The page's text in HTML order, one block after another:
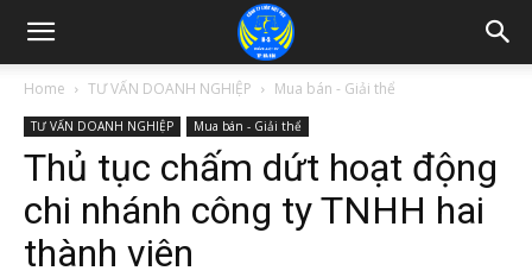
Home TƯ VẤN DOANH NGHIỆP Mua bán - Giải thể
TƯ VẤN DOANH NGHIỆP Mua bán - Giải thể
Thủ tục chấm dứt hoạt động
chi nhánh công ty TNHH hai
thành viên